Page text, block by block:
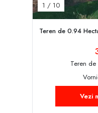
1 / 10
Teren de 0.94
Teren
Vezi